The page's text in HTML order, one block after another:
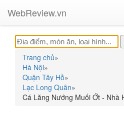
WebReview.vn
Trang chủ»
Hà Nội»
Quận Tây Hồ»
Lạc Long Quân»
Cá Lăng Nướng Muối Ớt - Nhà